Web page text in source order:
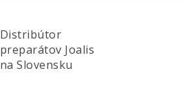
Distribútor
preparátov Joalis
na Slovensku